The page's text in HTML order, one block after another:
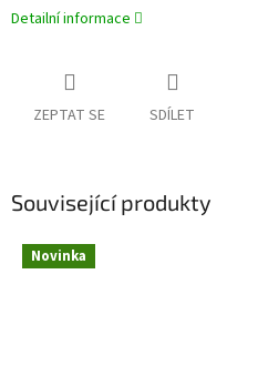
Detailní informace
ZEPTAT SE SDÍLET
Související produkty
Novinka